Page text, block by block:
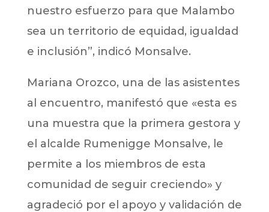
nuestro esfuerzo para que Malambo
sea un territorio de equidad, igualdad
e inclusión”, indicó Monsalve.
Mariana Orozco, una de las asistentes
al encuentro, manifestó que «esta es
una muestra que la primera gestora y
el alcalde Rumenigge Monsalve, le
permite a los miembros de esta
comunidad de seguir creciendo» y
agradeció por el apoyo y validación de